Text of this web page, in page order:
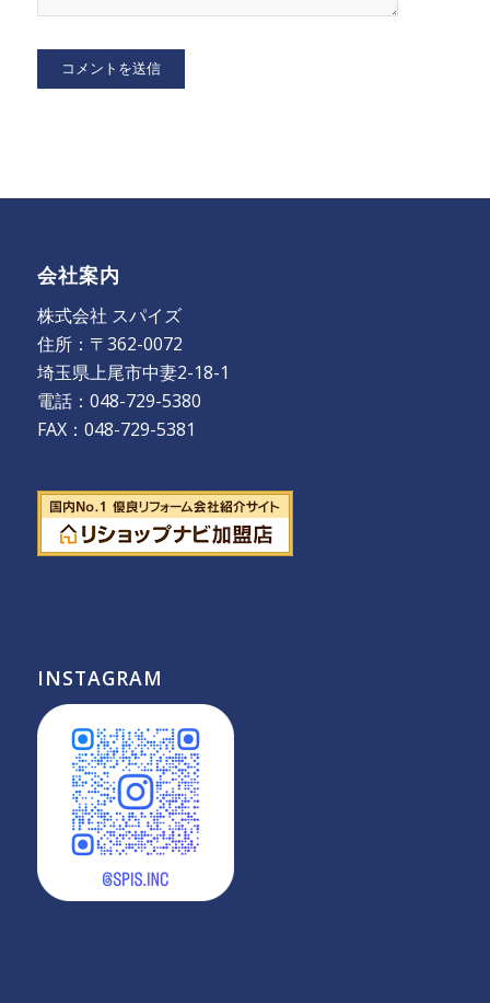
会社案内
株式会社 スパイズ
住所：〒362-0072
埼玉県上尾市中妻2-18-1
電話：048-729-5380
FAX：048-729-5381
INSTAGRAM